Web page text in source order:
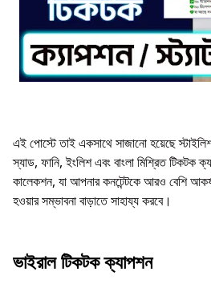
এই পোস্টে তাই একসাথে সাজানো হয়েছে
স্যাড, ফানি, ইংলিশ এবং বাংলা মিশ্রিত টিকটক
কালেকশন, যা আপনার কনটেন্টকে আরও বেশি
হওয়ার সম্ভাবনা বাড়াতে সাহায্য করবে।
ভাইরাল টিকটক ক্যাপশন